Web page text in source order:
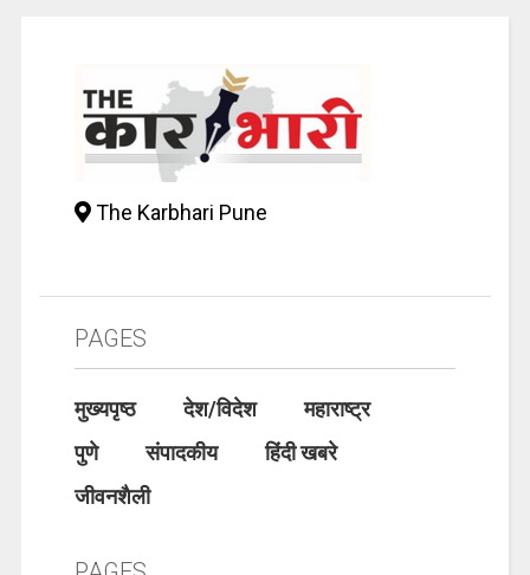
The Karbhari Pune
PAGES
मुख्यपृष्ठ देश/विदेश
महाराष्ट्र
पुणे
संपादकीय
हिंदी खबरे
जीवनशैली